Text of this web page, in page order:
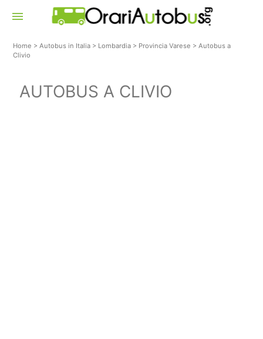
menu
Home >Autobus in Italia > Lombardia > Provincia Varese >Autobus a
Clivio
AUTOBUS A CLIVIO